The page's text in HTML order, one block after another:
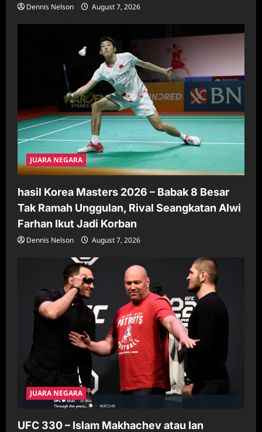
Dennis Nelson August 7, 2026
JUARA NEGARA
hasil Korea Masters 2026 – Babak 8 Besar
Tak Ramah Unggulan, Rival Seangkatan Alwi
Farhan Ikut Jadi Korban
Dennis Nelson August 7, 2026
JUARA NEGARA
UFC 330 – Islam Makhachev atau Ian